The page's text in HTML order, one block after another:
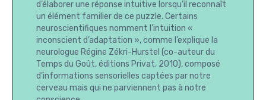
d’élaborer une réponse intuitive lorsqu’il reconnaît
un élément familier de ce puzzle. Certains
neuroscientifiques nomment l’intuition «
inconscient d’adaptation », comme l’explique la
neurologue Régine Zékri-Hurstel (co-auteur du
Temps du Goût, éditions Privat, 2010), composé
d’informations sensorielles captées par notre
cerveau mais qui ne parviennent pas à notre